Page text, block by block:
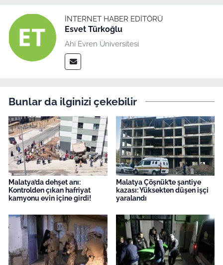
İNTERNET HABER EDITÖRÜ
Esvet Türkoğlu
Ahi Evren Üniversitesi
Bunlar da ilginizi çekebilir
Malatya’da dehşet anı:
Kontrolden çıkan hafriyat
kamyonu evin içine girdi!
Malatya Çöşnük’te şantiye
kazası: Yüksekten düşen işçi
yaralandı